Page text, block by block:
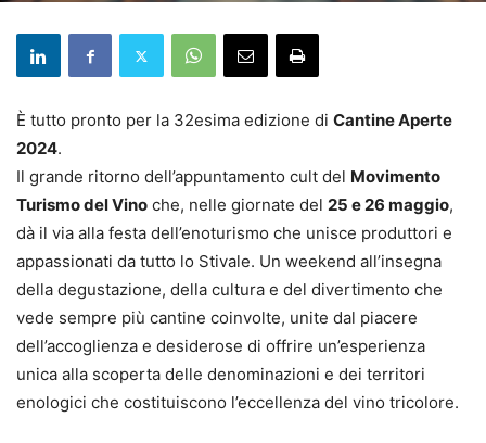
È tutto pronto per la 32esima edizione di Cantine Aperte
2024.
Il grande ritorno dell’appuntamento cult del Movimento
Turismo del Vino che, nelle giornate del 25 e 26 maggio,
dà il via alla festa dell’enoturismo che unisce produttori e
appassionati da tutto lo Stivale. Un weekend all’insegna
della degustazione, della cultura e del divertimento che
vede sempre più cantine coinvolte, unite dal piacere
dell’accoglienza e desiderose di offrire un’esperienza
unica alla scoperta delle denominazioni e dei territori
enologici che costituiscono l’eccellenza del vino tricolore.